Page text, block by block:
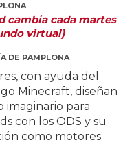
cambia cada martes
virtual)
DE PAMPLONA
con ayuda del
Minecraft, diseñan
imaginario para
con los ODS y su
como motores